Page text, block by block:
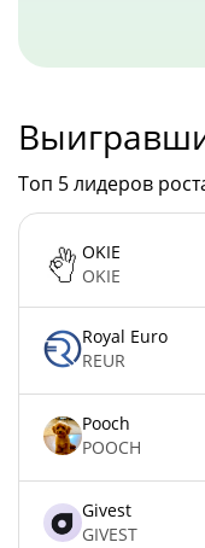
Топ 5 лидеров
OKIE
OKIE
Royal Euro
REUR
Pooch
POOCH
Givest
GIVEST